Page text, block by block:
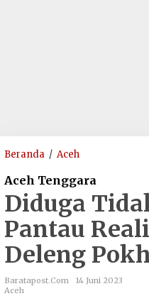
Beranda / Aceh
Transparan,
APH
Pantau
Realisasi
Dana
Desa
Aceh Tenggara
Diduga
Pantau
Deleng
Baratapost.com
14 Juni 2023
Aceh